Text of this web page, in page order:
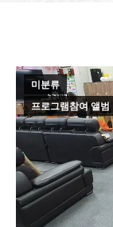
미분류
프로그램참여 앨범